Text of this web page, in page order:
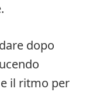
dopo
il ritmo per